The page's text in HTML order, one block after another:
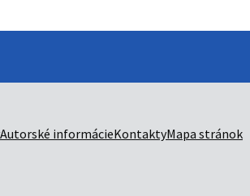
Autorské informácieKontaktyMapa stránok